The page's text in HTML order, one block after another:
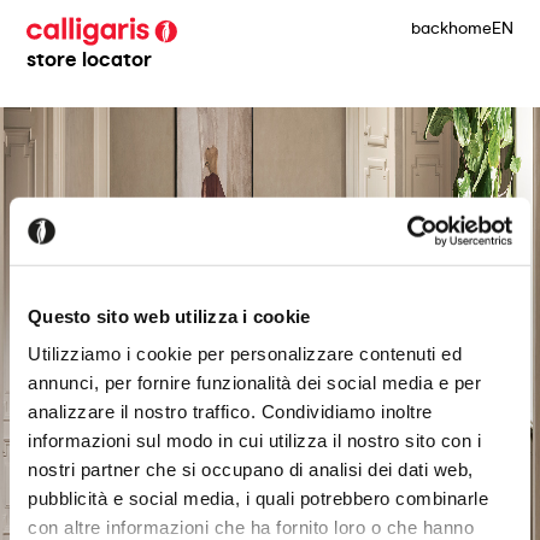
Questo sito web utilizza i cookie
Utilizziamo i cookie per personalizzare contenuti ed
annunci, per fornire funzionalità dei social media e per
analizzare il nostro traffico. Condividiamo inoltre
informazioni sul modo in cui utilizza il nostro sito con i
nostri partner che si occupano di analisi dei dati web,
pubblicità e social media, i quali potrebbero combinarle
con altre informazioni che ha fornito loro o che hanno
store locator
backhomeEN